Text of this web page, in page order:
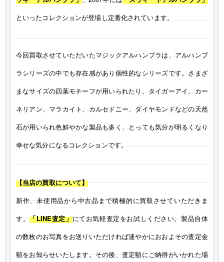
といったコレクションが登場し定番化されています。
今回買取させていただいたマジックアルハンブラは、アルハンブ
ラシリーズの中でも存在感があり個性的なシリーズです。さまざ
まなサイズの四葉モチーフが用いられたり、タイガーアイ、カー
ネリアン、マラカイト、カルセドニー、ダイヤモンドなどの天然
石が用いられ色鮮やかな製品も多く、とっても気分が明るくなり
幸せな気分になるコレクションです。
【当店の買取について】
新作、未使用品から中古品まで積極的に買取させていただきま
す。「LINE査定」にてお気軽査定をお試しください。製品自体
の数枚のお写真をお送りいただければ速やかにおおよその査定金
額をお知らせいたします。その後、査定額にご納得がいかれた場